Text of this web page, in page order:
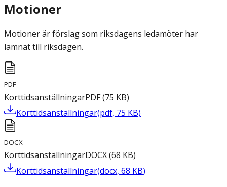
Motioner
Motioner är förslag som riksdagens ledamöter har
lämnat till riksdagen.
PDF
KorttidsanställningarPDF(75 KB)
Korttidsanställningar(pdf, 75 KB)
DOCX
KorttidsanställningarDOCX(68 KB)
Korttidsanställningar(docx, 68 KB)